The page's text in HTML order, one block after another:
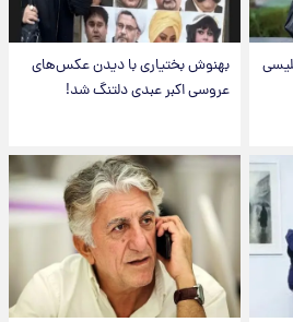
بهنوش بختیاری با دیدن عکس‌های
عروسی اکبر عبدی دلتنگ شد!